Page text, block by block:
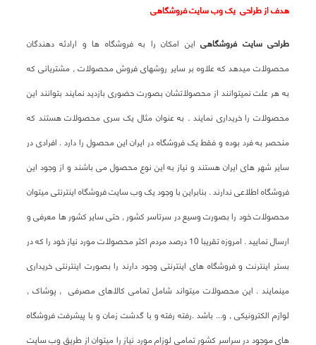
هدف از طراحی یک وب سایت فروشگاهی
طراحی سایت فروشگاهیاین امکان را به فروشگاه ها و ارادئه دهندگان
محصولات میدهد که علاوه بر سایر روشهای فروش محصولات , مشتریانی که
به هر علت نمیتوانند از محصولاتشان بصورت حضوری بازدید نمایند بتوانند این
محصولات را خریداری نمایند . به عنوان مثال یک سری محصولات هستند که
منحصر به فرد بوده و فقط یک فروشگاه در ایران این محصول را دارد . افرادی در
سایر شهر های ایران هستند و نیاز به این نوع محصول می باشند و از وجود این
فروشگاه اطلاعی ندارند . بنابراین با وجود یک وب سایت فروشگاه اینترنتی میتوان
محصولات خود را بصورت وسیع در سرتاسر کشور , حتی سایر کشور ها معرفی و
ارسال نمایید . امروزه تقریبا 10 درصد مردم اکثر محصولات مورد نیاز خود را که در
بستر اینترنت و فروشگاه های اینترنتی وجود دارند را بصورت اینترنتی خریداری
مینمایند . این محصولات میتواند شامل تمامی کالاهای مصرفی , پوشاک ,
لوازم الکترونیکی , و... باشد .رفته رفته و با گدشت زمان و با پیشرفت فروشگاه
های موجود در سراسر کشور تمامی لوزام مورد نیاز را میتوان از طریق وب سایت